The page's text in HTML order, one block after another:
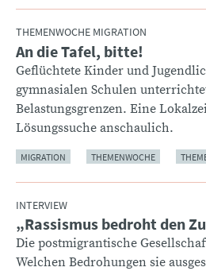
THEMENWOCHE MIGRATION
:
An die Tafel, bitte!
Geflüchtete Kinder und
gymnasialen Schulen
Belastungsgrenzen. Eine
Lösungssuche anschaulich.
MIGRATION THEMENWOCHE
INTERVIEW
:„Rassismus bedroht den
Die postmigrantische
Welchen Bedrohungen sie